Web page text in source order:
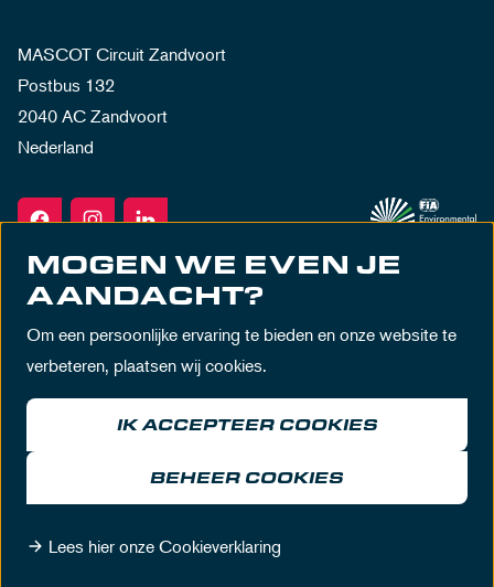
MASCOT Circuit Zandvoort
Postbus 132
2040 AC Zandvoort
Nederland
© MASCOT Circuit Zandvoort 2026
Algemene voorwaarden Privacy policy
Huisregels
MOGEN WE EVEN JE
AANDACHT?
Om een persoonlijke ervaring te bieden en onze website te
verbeteren, plaatsen wij cookies.
IK ACCEPTEER COOKIES
BEHEER COOKIES
Lees hier onze Cookieverklaring